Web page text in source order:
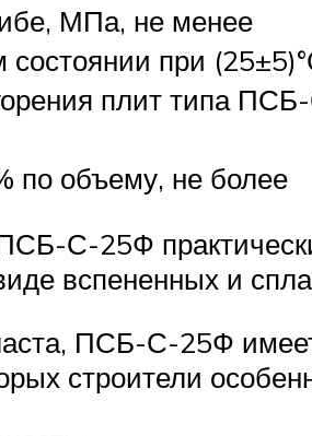
МПа, не менее
при
плит типа
по объему, не более
С-25Ф
вспененных и
ПСБ-С-25Ф
строители